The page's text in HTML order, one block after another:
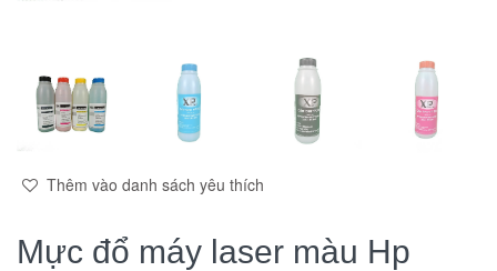
Thêm vào danh sách yêu thích
Mực đổ máy laser màu Hp